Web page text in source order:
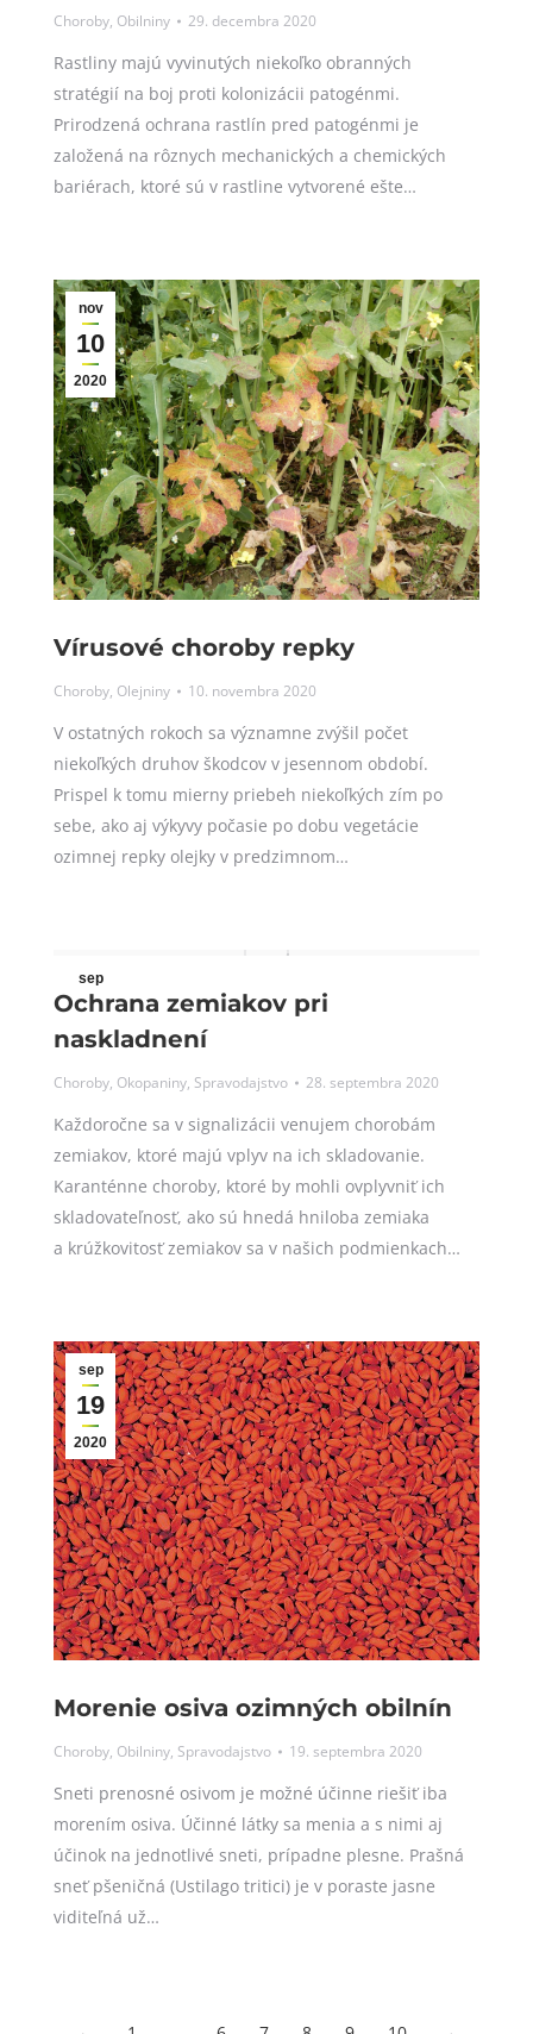
Choroby, Obilniny 29. decembra 2020
Rastliny majú vyvinutých niekoľko obranných
stratégií na boj proti kolonizácii patogénmi.
Prirodzená ochrana rastlín pred patogénmi je
založená na rôznych mechanických a chemických
bariérach, ktoré sú v rastline vytvorené ešte…
nov
10
2020
Vírusové choroby repky
Choroby, Olejniny 10. novembra 2020
V ostatných rokoch sa významne zvýšil počet
niekoľkých druhov škodcov v jesennom období.
Prispel k tomu mierny priebeh niekoľkých zím po
sebe, ako aj výkyvy počasie po dobu vegetácie
ozimnej repky olejky v predzimnom…
sep
28
2020
Ochrana zemiakov pri
naskladnení
Choroby, Okopaniny, Spravodajstvo 28. septembra 2020
Každoročne sa v signalizácii venujem chorobám
zemiakov, ktoré majú vplyv na ich skladovanie.
Karanténne choroby, ktoré by mohli ovplyvniť ich
skladovateľnosť, ako sú hnedá hniloba zemiaka
a krúžkovitosť zemiakov sa v našich podmienkach…
sep
19
2020
Morenie osiva ozimných obilnín
Choroby, Obilniny, Spravodajstvo 19. septembra 2020
Sneti prenosné osivom je možné účinne riešiť iba
morením osiva. Účinné látky sa menia a s nimi aj
účinok na jednotlivé sneti, prípadne plesne. Prašná
sneť pšeničná (Ustilago tritici) je v poraste jasne
viditeľná už…